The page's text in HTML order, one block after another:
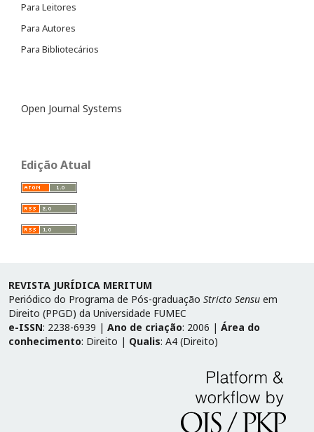
Para Leitores
Para Autores
Para Bibliotecários
Open Journal Systems
Edição Atual
REVISTA JURÍDICA MERITUM
Periódico do Programa de Pós-graduação Stricto Sensu em
Direito (PPGD) da Universidade FUMEC
e-ISSN: 2238-6939 | Ano de criação: 2006 | Área do
conhecimento: Direito | Qualis: A4 (Direito)